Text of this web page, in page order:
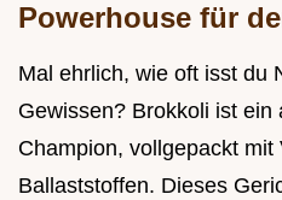
Powerhouse für
Mal ehrlich, wie oft isst du
Gewissen? Brokkoli ist ein
Champion, vollgepackt mit
Ballaststoffen. Dieses